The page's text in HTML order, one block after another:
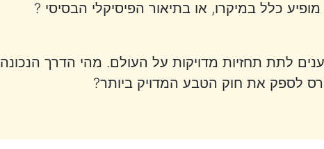
כלל במיקרו, או בתיאור הפיסיקלי הבסיסי ?
לתת תחזיות מדויקות על העולם. מהי הדרך הנכונה
לספק את חוק הטבע המדויק ביותר?